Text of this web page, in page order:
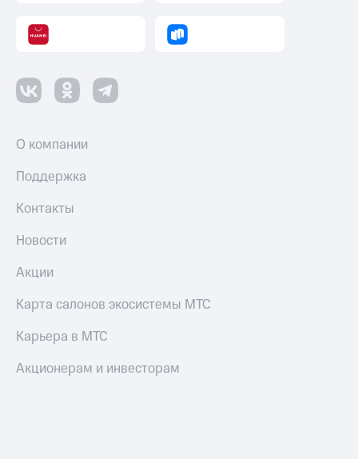
О компании
Поддержка
Контакты
Новости
Акции
Карта салонов экосистемы МТС
Карьера в МТС
Акционерам и инвесторам